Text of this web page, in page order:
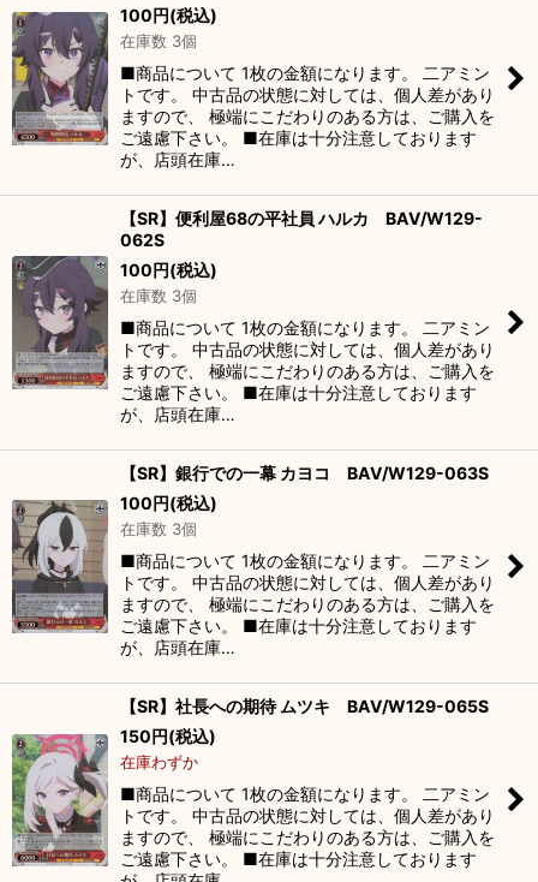
100円(税込)
在庫数 3個
■商品について 1枚の金額になります。 二アミン
トです。 中古品の状態に対しては、個人差があり
ますので、 極端にこだわりのある方は、ご購入を
ご遠慮下さい。 ■在庫は十分注意しております
が、店頭在庫…
【SR】便利屋68の平社員 ハルカ BAV/W129-
062S
100円(税込)
在庫数 3個
■商品について 1枚の金額になります。 二アミン
トです。 中古品の状態に対しては、個人差があり
ますので、 極端にこだわりのある方は、ご購入を
ご遠慮下さい。 ■在庫は十分注意しております
が、店頭在庫…
【SR】銀行での一幕 カヨコ BAV/W129-063S
100円(税込)
在庫数 3個
■商品について 1枚の金額になります。 二アミン
トです。 中古品の状態に対しては、個人差があり
ますので、 極端にこだわりのある方は、ご購入を
ご遠慮下さい。 ■在庫は十分注意しております
が、店頭在庫…
【SR】社長への期待 ムツキ BAV/W129-065S
150円(税込)
在庫わずか
■商品について 1枚の金額になります。 二アミン
トです。 中古品の状態に対しては、個人差があり
ますので、 極端にこだわりのある方は、ご購入を
ご遠慮下さい。 ■在庫は十分注意しております